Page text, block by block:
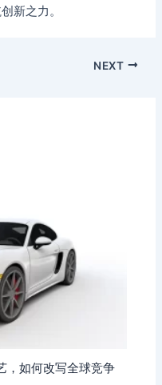
新之力。
NEXT
，如何改写全球竞争